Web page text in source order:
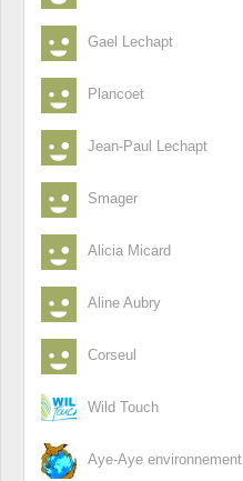
Gael Lechapt
Plancoet
Jean-Paul Lechapt
Smager
Alicia Micard
Aline Aubry
Corseul
Wild Touch
Aye-Aye environnement